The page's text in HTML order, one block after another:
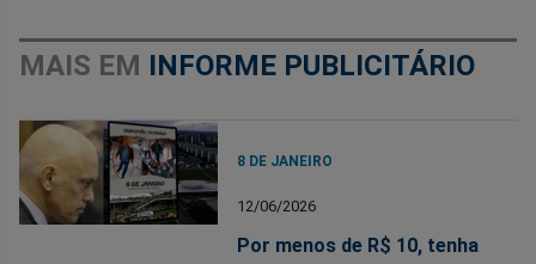
MAIS EM INFORME PUBLICITÁRIO
8 DE JANEIRO
12/06/2026
Por menos de R$ 10, tenha